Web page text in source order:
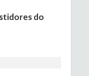
do